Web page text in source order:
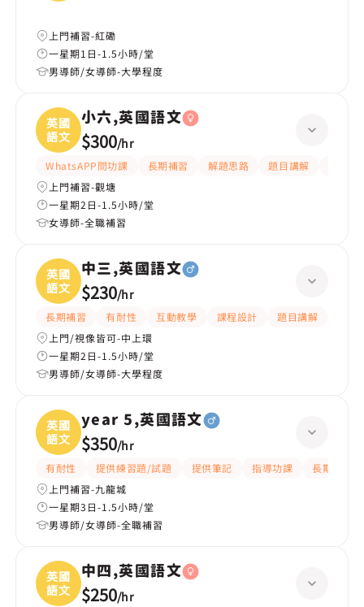
上門補習-紅磡
一星期1日-1.5小時/堂
男導師/女導師-大學程度
英國
語文
小六,英國語文
$300/hr
WhatsAPP問功課 長期補習 解題思路 題目講解
上門補習-觀塘
一星期2日-1.5小時/堂
女導師-全職補習
英國
語文
中三,英國語文
$230/hr
長期補習 有耐性 互動教學 課程設計 題目講解
上門/視像皆可-中上環
一星期2日-1.5小時/堂
男導師/女導師-大學程度
英國
語文
year 5,英國語文
$350/hr
有耐性 提供練習題/試題 提供筆記 指導功課
長期補習
上門補習-九龍城
一星期3日-1.5小時/堂
男導師/女導師-全職補習
英國
語文
中四,英國語文
$250/hr